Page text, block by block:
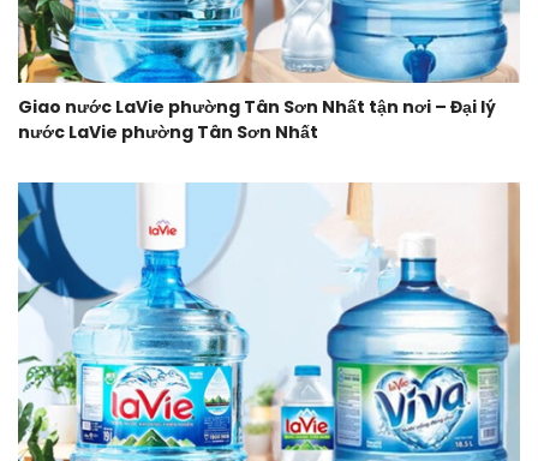
Giao nước LaVie phường Tân Sơn Nhất tận nơi – Đại lý
nước LaVie phường Tân Sơn Nhất